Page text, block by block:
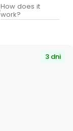
How does it
work?
3 dni